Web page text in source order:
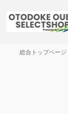
総合トップページ